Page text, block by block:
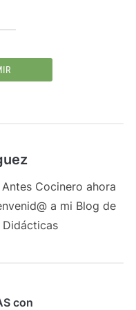
Cocinero ahora
a mi Blog de
Didácticas
con